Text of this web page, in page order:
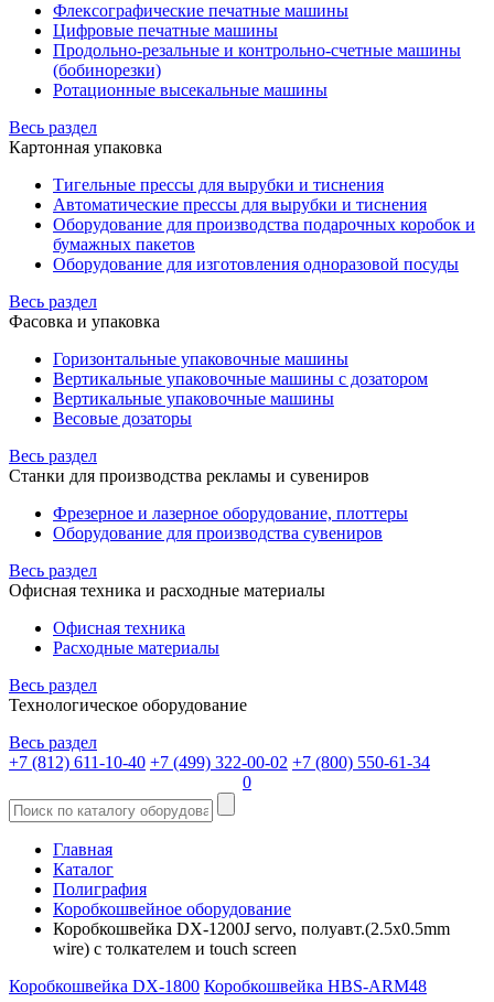
Флексографические печатные машины
Цифровые печатные машины
Продольно-резальные и контрольно-счетные машины
(бобинорезки)
Ротационные высекальные машины
Весь раздел
Картонная упаковка
Тигельные прессы для вырубки и тиснения
Автоматические прессы для вырубки и тиснения
Оборудование для производства подарочных коробок и
бумажных пакетов
Оборудование для изготовления одноразовой посуды
Весь раздел
Фасовка и упаковка
Горизонтальные упаковочные машины
Вертикальные упаковочные машины с дозатором
Вертикальные упаковочные машины
Весовые дозаторы
Весь раздел
Станки для производства рекламы и сувениров
Фрезерное и лазерное оборудование, плоттеры
Оборудование для производства сувениров
Весь раздел
Офисная техника и расходные материалы
Офисная техника
Расходные материалы
Весь раздел
Технологическое оборудование
Весь раздел
+7 (812) 611-10-40 +7 (499) 322-00-02 +7 (800) 550-61-34
0
Главная
Каталог
Полиграфия
Коробкошвейное оборудование
Коробкошвейка DX-1200J servo, полуавт.(2.5x0.5mm
wire) с толкателем и touch screen
Коробкошвейка DX-1800 Коробкошвейка HBS-ARM48